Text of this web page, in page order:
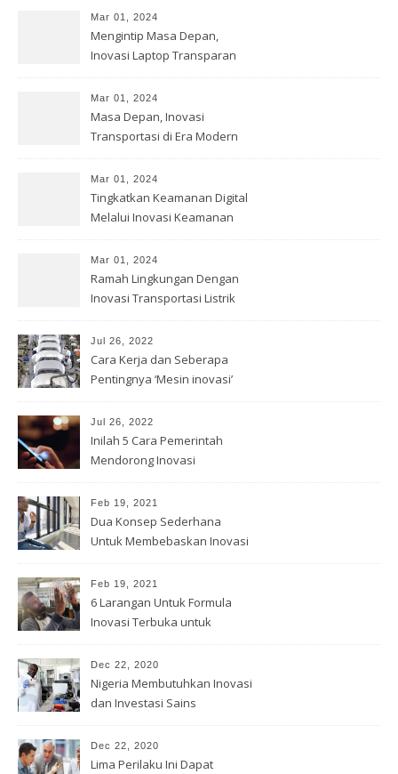
Mar 01, 2024
Mengintip Masa Depan,
Inovasi Laptop Transparan
Mar 01, 2024
Masa Depan, Inovasi
Transportasi di Era Modern
Mar 01, 2024
Tingkatkan Keamanan Digital
Melalui Inovasi Keamanan
Mar 01, 2024
Ramah Lingkungan Dengan
Inovasi Transportasi Listrik
Jul 26, 2022
Cara Kerja dan Seberapa
Pentingnya ‘Mesin inovasi’
Jul 26, 2022
Inilah 5 Cara Pemerintah
Mendorong Inovasi
Feb 19, 2021
Dua Konsep Sederhana
Untuk Membebaskan Inovasi
Feb 19, 2021
6 Larangan Untuk Formula
Inovasi Terbuka untuk
Dec 22, 2020
Nigeria Membutuhkan Inovasi
dan Investasi Sains
Dec 22, 2020
Lima Perilaku Ini Dapat